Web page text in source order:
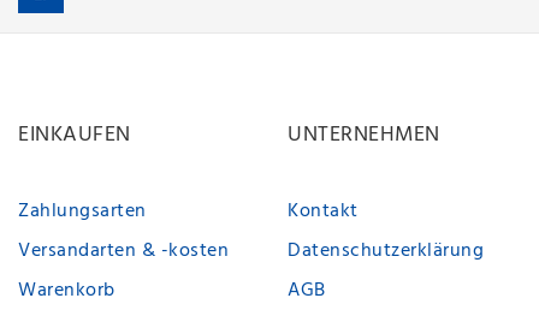
EINKAUFEN
Zahlungsarten
Versandarten & -kosten
Warenkorb
UNTERNEHMEN
Kontakt
Datenschutzerklärung
AGB